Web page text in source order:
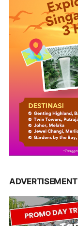
ADVERTISEMENT